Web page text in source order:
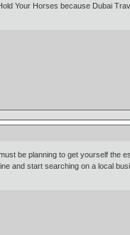
Your Horses because Dubai
be planning to get yourself the
and start searching on a local